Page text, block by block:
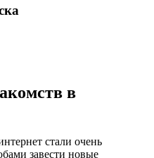
в
стали очень
завести новые